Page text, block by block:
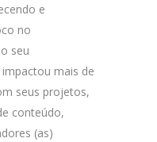
e
no
seu
mais de
seus projetos,
conteúdo,
(as)